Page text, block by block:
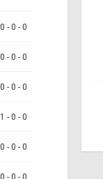
- 0 - 0
- 0 - 0
- 0 - 0
- 0 - 0
- 0 - 0
- 0 - 0